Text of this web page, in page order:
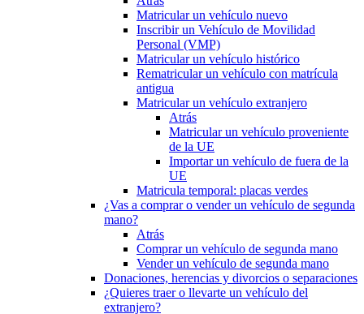
Matricular un vehículo nuevo
Inscribir un Vehículo de Movilidad
Personal (VMP)
Matricular un vehículo histórico
Rematricular un vehículo con matrícula
antigua
Matricular un vehículo extranjero
Atrás
Matricular un vehículo proveniente
de la UE
Importar un vehículo de fuera de la
UE
Matricula temporal: placas verdes
¿Vas a comprar o vender un vehículo de segunda
mano?
Atrás
Comprar un vehículo de segunda mano
Vender un vehículo de segunda mano
Donaciones, herencias y divorcios o separaciones
¿Quieres traer o llevarte un vehículo del
extranjero?